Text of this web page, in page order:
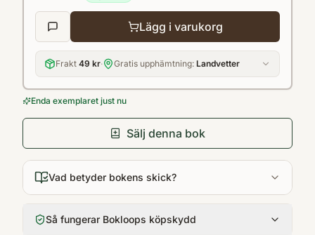
börja avslöja sina hemligheter?
Lägg i varukorg
Frakt 49 kr· Gratis upphämtning: Landvetter
Enda exemplaret just nu
Sälj denna bok
Vad betyder bokens skick?
Så fungerar Bokloops köpskydd